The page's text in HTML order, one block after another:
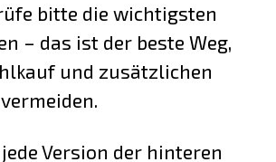
bitte die wichtigsten
– das ist der beste Weg,
und zusätzlichen
Version der hinteren